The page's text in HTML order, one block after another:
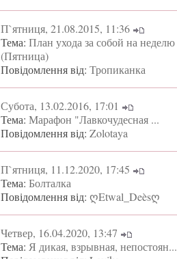
П`ятниця, 21.08.2015, 11:36
Тема: План ухода за собой на неделю
(Пятница)
Повідомлення від: Тропиканка
Субота, 13.02.2016, 17:01
Тема: Марафон "Лавкочудесная ...
Повідомлення від: Zolotaya
П`ятниця, 11.12.2020, 17:45
Тема: Болталка
Повідомлення від: ღEtwal_Deèsღ
Четвер, 16.04.2020, 13:47
Тема: Я дикая, взрывная, непостоян...